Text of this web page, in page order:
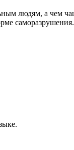
людям, а чем